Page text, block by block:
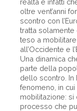
realtà è infatti
oltre vent’anni
scontro con
tratta solamente
teso a
all’Occidente e
Una dinamica
parte della
dello scontro. In
fenomeno, in
mobilitazione: si
processo che